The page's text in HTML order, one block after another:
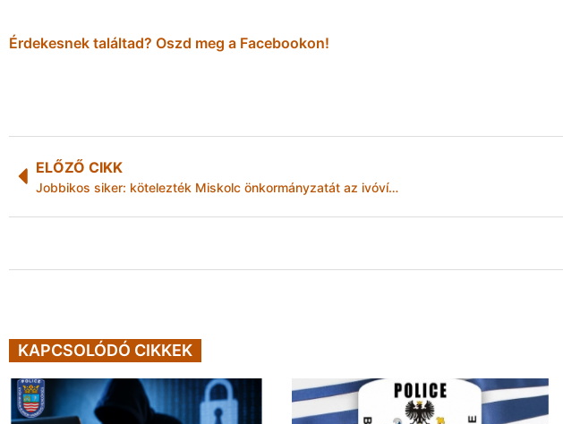
Érdekesnek találtad? Oszd meg a Facebookon!
ELŐZŐ CIKK
Jobbikos siker: kötelezték Miskolc önkormányzatát az ivóvíz biztosítására
KAPCSOLÓDÓ CIKKEK